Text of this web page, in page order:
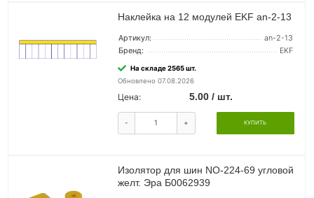
Наклейка на 12 модулей EKF an-2-13
Артикул:
an-2-13
Бренд:
EKF
На складе 2565 шт.
Обновлено 07.08.2026
Цена: 5.00 / шт.
- + КУПИТЬ
Изолятор для шин NO-224-69 угловой
желт. Эра Б0062939